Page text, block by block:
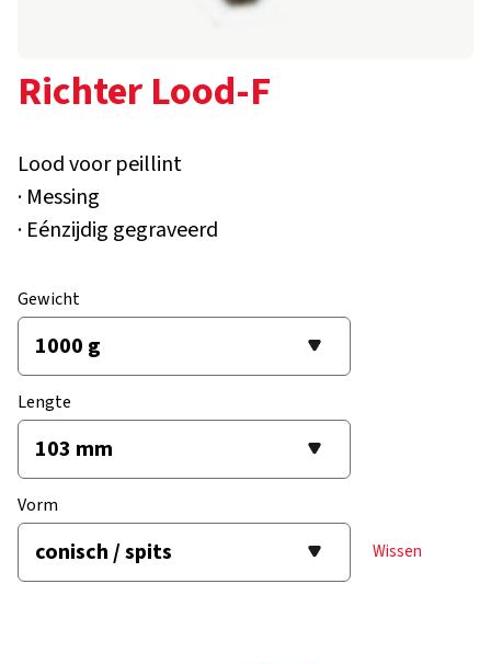
Richter Lood-F
Lood voor peillint
· Messing
· Eénzijdig gegraveerd
Gewicht
Lengte
Vorm
Wissen